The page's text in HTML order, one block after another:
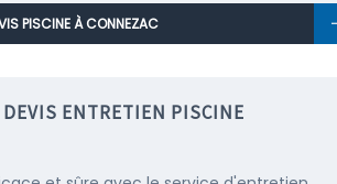
PISCINE À CONNEZAC
ENTRETIEN PISCINE